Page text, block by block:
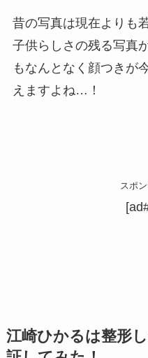
昔の写真は現在よりも
子供らしさの残る写真
もなんとなく顔つきが
えますよね…！
スポ
江崎ひかるは整形